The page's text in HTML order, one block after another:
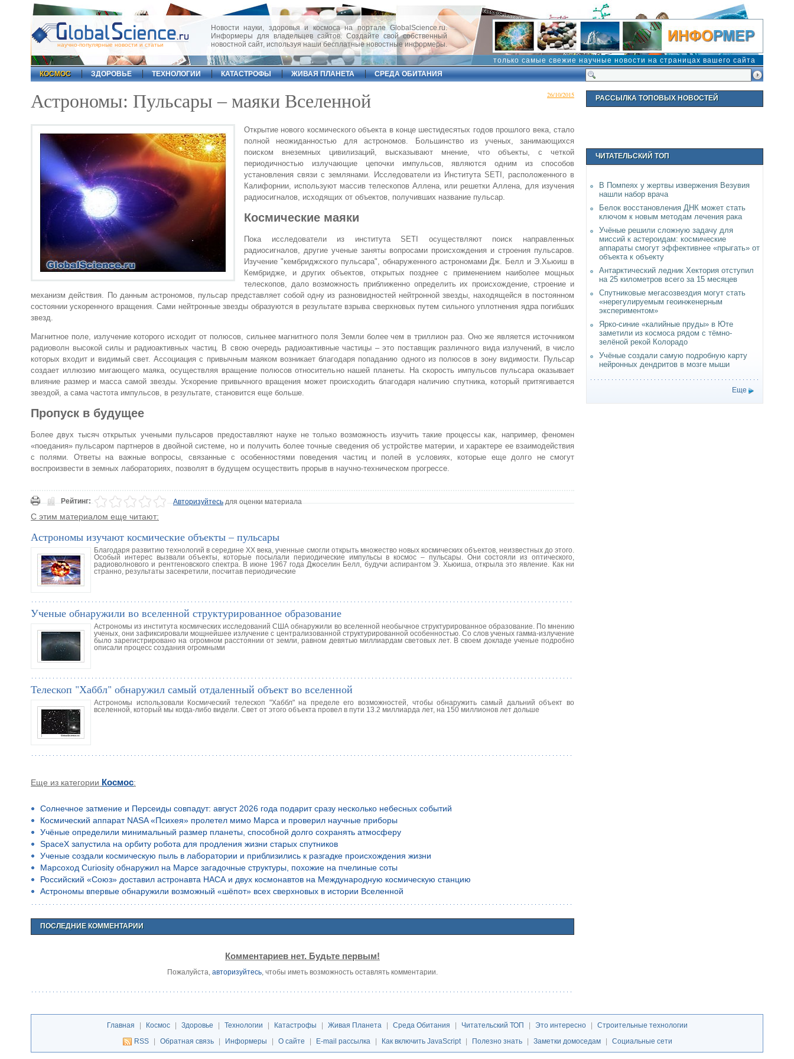
научно-популярные новости и статьи
Новости науки, здоровья и космоса на портале GlobalScience.ru.
Информеры для владельцев сайтов. Создайте свой собственный
новостной сайт, используя наши бесплатные новостные информеры.
только самые свежие научные новости на страницах вашего сайта
КОСМОС
ЗДОРОВЬЕ ТЕХНОЛОГИИ КАТАСТРОФЫ ЖИВАЯ ПЛАНЕТА СРЕДА ОБИТАНИЯ
26/10/2015
Астрономы: Пульсары – маяки Вселенной
Открытие нового космического объекта в конце шестидесятых годов прошлого века, стало
полной неожиданностью для астрономов. Большинство из ученых, занимающихся
поиском внеземных цивилизаций, высказывают мнение, что объекты, с четкой
периодичностью излучающие цепочки импульсов, являются одним из способов
установления связи с землянами. Исследователи из Института SETI, расположенного в
Калифорнии, используют массив телескопов Аллена, или решетки Аллена, для изучения
радиосигналов, исходящих от объектов, получивших название пульсар.
Космические маяки
Пока исследователи из института SETI осуществляют поиск направленных
радиосигналов, другие ученые заняты вопросами происхождения и строения пульсаров.
Изучение "кембриджского пульсара", обнаруженного астрономами Дж. Белл и Э.Хьюиш в
Кембридже, и других объектов, открытых позднее с применением наиболее мощных
телескопов, дало возможность приближенно определить их происхождение, строение и
механизм действия. По данным астрономов, пульсар представляет собой одну из разновидностей нейтронной звезды, находящейся в постоянном
состоянии ускоренного вращения. Сами нейтронные звезды образуются в результате взрыва сверхновых путем сильного уплотнения ядра погибших
звезд.
Магнитное поле, излучение которого исходит от полюсов, сильнее магнитного поля Земли более чем в триллион раз. Оно же является источником
радиоволн высокой силы и радиоактивных частиц. В свою очередь радиоактивные частицы – это поставщик различного вида излучений, в число
которых входит и видимый свет. Ассоциация с привычным маяком возникает благодаря попаданию одного из полюсов в зону видимости. Пульсар
создает иллюзию мигающего маяка, осуществляя вращение полюсов относительно нашей планеты. На скорость импульсов пульсара оказывает
влияние размер и масса самой звезды. Ускорение привычного вращения может происходить благодаря наличию спутника, который притягивается
звездой, а сама частота импульсов, в результате, становится еще больше.
Пропуск в будущее
Более двух тысяч открытых учеными пульсаров предоставляют науке не только возможность изучить такие процессы как, например, феномен
«поедания» пульсаром партнеров в двойной системе, но и получить более точные сведения об устройстве материи, и характере ее взаимодействия
с полями. Ответы на важные вопросы, связанные с особенностями поведения частиц и полей в условиях, которые еще долго не смогут
воспроизвести в земных лабораториях, позволят в будущем осуществить прорыв в научно-техническом прогрессе.
Рейтинг: Авторизуйтесьдля оценки материала
С этим материалом еще читают:
Астрономы изучают космические объекты – пульсары
Благодаря развитию технологий в середине XX века, ученные смогли открыть множество новых космических объектов, неизвестных до этого.
Особый интерес вызвали объекты, которые посылали периодические импульсы в космос – пульсары. Они состояли из оптического,
радиоволнового и рентгеновского спектра. В июне 1967 года Джоселин Белл, будучи аспирантом Э. Хьюиша, открыла это явление. Как ни
странно, результаты засекретили, посчитав периодические
Ученые обнаружили во вселенной структурированное образование
Астрономы из института космических исследований США обнаружили во вселенной необычное структурированное образование. По мнению
ученых, они зафиксировали мощнейшее излучение с централизованной структурированной особенностью. Со слов ученых гамма-излучение
было зарегистрировано на огромном расстоянии от земли, равном девятью миллиардам световых лет. В своем докладе ученые подробно
описали процесс создания огромными
Телескоп "Хаббл" обнаружил самый отдаленный объект во вселенной
Астрономы использовали Космический телескоп "Хаббл" на пределе его возможностей, чтобы обнаружить самый дальний объект во
вселенной, который мы когда-либо видели. Свет от этого объекта провел в пути 13.2 миллиарда лет, на 150 миллионов лет дольше
Еще из категории Космос:
Солнечное затмение и Персеиды совпадут: август 2026 года подарит сразу несколько небесных событий
Космический аппарат NASA «Психея» пролетел мимо Марса и проверил научные приборы
Учёные определили минимальный размер планеты, способной долго сохранять атмосферу
SpaceX запустила на орбиту робота для продления жизни старых спутников
Ученые создали космическую пыль в лаборатории и приблизились к разгадке происхождения жизни
Марсоход Curiosity обнаружил на Марсе загадочные структуры, похожие на пчелиные соты
Российский «Союз» доставил астронавта НАСА и двух космонавтов на Международную космическую станцию
Астрономы впервые обнаружили возможный «шёпот» всех сверхновых в истории Вселенной
ПОСЛЕДНИЕ КОММЕНТАРИИ
Комментариев нет. Будьте первым!
Пожалуйста, авторизуйтесь, чтобы иметь возможность оставлять комментарии.
РАССЫЛКА ТОПОВЫХ НОВОСТЕЙ
ЧИТАТЕЛЬСКИЙ ТОП
В Помпеях у жертвы извержения Везувия
нашли набор врача
Белок восстановления ДНК может стать
ключом к новым методам лечения рака
Учёные решили сложную задачу для
миссий к астероидам: космические
аппараты смогут эффективнее «прыгать» от
объекта к объекту
Антарктический ледник Хектория отступил
на 25 километров всего за 15 месяцев
Спутниковые мегасозвездия могут стать
«нерегулируемым геоинженерным
экспериментом»
Ярко-синие «калийные пруды» в Юте
заметили из космоса рядом с тёмно-
зелёной рекой Колорадо
Учёные создали самую подробную карту
нейронных дендритов в мозге мыши
Еще
Главная Космос Здоровье Технологии Катастрофы Живая Планета Среда Обитания Читательский ТОП Это интересно
Строительные технологии
RSS
Обратная связь Информеры О сайте E-mail рассылка Как включить JavaScript Полезно знать Заметки домоседам Социальные сети